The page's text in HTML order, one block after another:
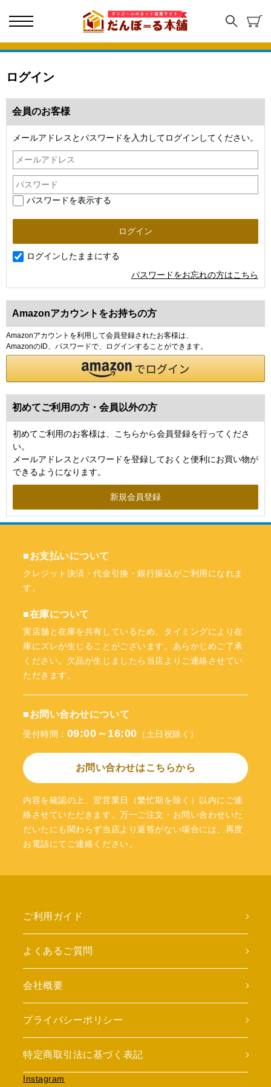
ログイン
会員のお客様
メールアドレスとパスワードを入力してログインしてください。
パスワードを表示する
ログインしたままにする
パスワードをお忘れの方はこちら
Amazonアカウントをお持ちの方
Amazonアカウントを利用して会員登録されたお客様は、
AmazonのID、パスワードで、ログインすることができます。
初めてご利用の方・会員以外の方
初めてご利用のお客様は、こちらから会員登録を行ってくださ
い。
メールアドレスとパスワードを登録しておくと便利にお買い物が
できるようになります。
■お支払いについて
クレジット決済・代金引換・銀行振込がご利用になれま
す。
■在庫について
実店舗と在庫を共有しているため、タイミングにより在
庫にズレが生じることがございます。あらかじめご了承
ください。欠品が生じましたら当店よりご連絡させてい
ただきます。
■お問い合わせについて
受付時間： 09:00～16:00 （土日祝除く）
お問い合わせはこちらから
内容を確認の上、翌営業日（繁忙期を除く）以内にご連
絡させていただきます。万一ご注文・お問い合わせいた
だいたにも関わらず当店より返答がない場合には、再度
お電話にてご連絡ください。
ご利用ガイド
よくあるご質問
会社概要
プライバシーポリシー
特定商取引法に基づく表記
Instagram